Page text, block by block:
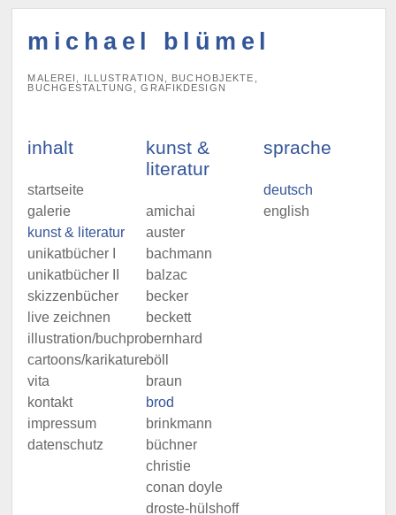
michael blümel
MALEREI, ILLUSTRATION, BUCHOBJEKTE,
BUCHGESTALTUNG, GRAFIKDESIGN
inhalt
startseite
galerie
kunst & literatur
unikatbücher I
unikatbücher II
skizzenbücher
live zeichnen
illustration/buchprojekte
cartoons/karikaturen
vita
kontakt
impressum
datenschutz
kunst &
literatur
amichai
auster
bachmann
balzac
becker
beckett
bernhard
böll
braun
brod
brinkmann
büchner
christie
conan doyle
droste-hülshoff
sprache
deutsch
english